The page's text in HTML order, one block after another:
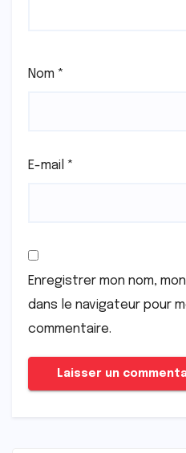
Nom *
E-mail *
Enregistrer mon nom,
dans le navigateur pour
commentaire.